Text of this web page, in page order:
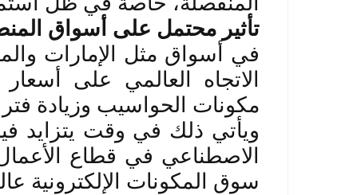
تأثير محتمل على أسواق
في أسواق مثل الإمارات
الاتجاه العالمي على
مكونات الحواسيب وزيادة
ويأتي ذلك في وقت يتزايد
الاصطناعي في قطاع
سوق المكونات الإلكترونية